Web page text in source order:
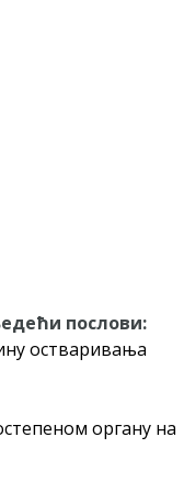
послови:
остваривања
органу на